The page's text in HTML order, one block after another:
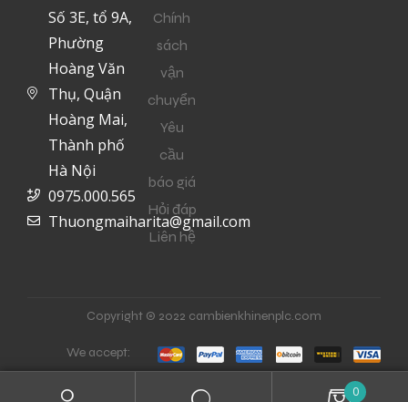
Số 3E, tổ 9A,
Phường
Hoàng Văn
Thụ, Quận
Hoàng Mai,
Thành phố
Hà Nội
0975.000.565
Thuongmaiharita@gmail.com
Chính
sách
vận
chuyển
Yêu
cầu
báo giá
Hỏi đáp
Liên hệ
Copyright © 2022 cambienkhinenplc.com
We accept:
0